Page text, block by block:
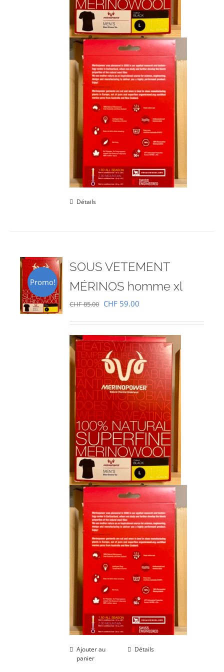
Détails
Promo!
SOUS VETEMENT
MÉRINOS homme xl
CHF85.00 Le
initial
était :
CHF 85.00.
CHF 59.00
actuel
est :
CHF 59.00.
Ajouter au
panier
Détails